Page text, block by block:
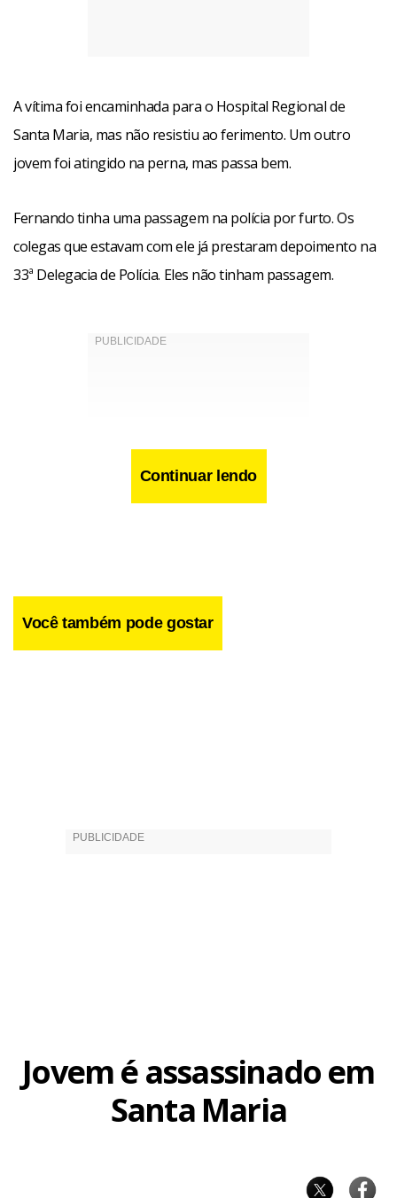
A vítima foi encaminhada para o Hospital Regional de
Santa Maria, mas não resistiu ao ferimento. Um outro
jovem foi atingido na perna, mas passa bem.
Fernando tinha uma passagem na polícia por furto. Os
colegas que estavam com ele já prestaram depoimento na
33ª Delegacia de Polícia. Eles não tinham passagem.
Continuar lendo
Você também pode gostar
Jovem é assassinado em
Santa Maria